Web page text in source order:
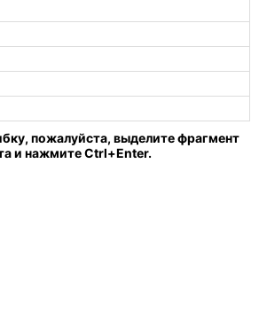
пожалуйста, выделите фрагмент
и нажмите Ctrl+Enter.